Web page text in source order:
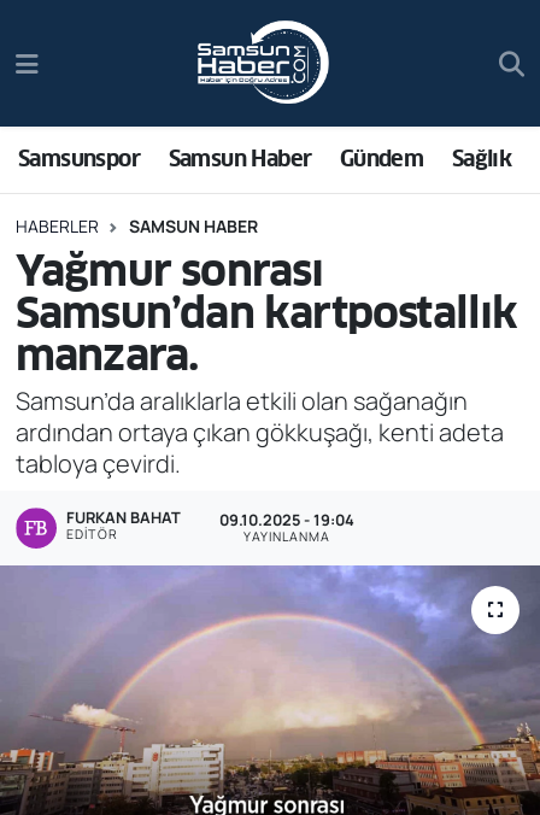
Samsunspor Samsun Haber Gündem Sağlık
HABERLER SAMSUN HABER
Yağmur sonrası
Samsun’dan kartpostallık
manzara.
Samsun’da aralıklarla etkili olan sağanağın
ardından ortaya çıkan gökkuşağı, kenti adeta
tabloya çevirdi.
FURKAN BAHAT
EDITÖR
09.10.2025 - 19:04
YAYINLANMA
Samsun Haber
Sağlık
Asayiş
Bilim ve Teknoloji
Bölge
Dünya
Ekonomi
Gündem
Özel Haber
POLİTİKA
Trafik Durumu
Süper Lig Puan Durumu ve Fikstür
Tüm Manşetler
Son Dakika Haberleri
Haber Arşivi